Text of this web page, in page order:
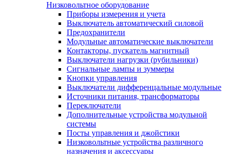
Низковольтное оборудование
Приборы измерения и учета
Выключатель автоматический силовой
Предохранители
Модульные автоматические выключатели
Контакторы, пускатель магнитный
Выключатели нагрузки (рубильники)
Сигнальные лампы и зуммеры
Кнопки управления
Выключатели дифференцальные модульные
Источники питания, трансформаторы
Переключатели
Дополнительные устройства модульной
системы
Посты управления и джойстики
Низковольтные устройства различного
назначения и аксессуары